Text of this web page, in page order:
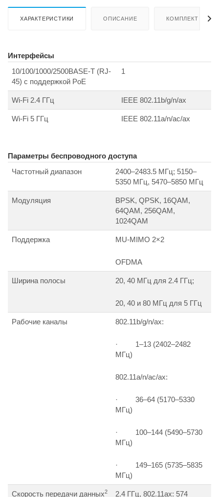
ХАРАКТЕРИСТИКИ ОПИСАНИЕ КОМПЛЕКТ
Интерфейсы
10/100/1000/2500BASE-T (RJ-
45) с поддержкой PoE
1
Wi-Fi 2.4 ГГц IEEE 802.11b/g/n/ax
Wi-Fi 5 ГГц IEEE 802.11a/n/ac/ax
Параметры беспроводного доступа
Частотный диапазон
2400–2483.5 МГц; 5150–
5350 МГц, 5470–5850 МГц
Модуляция
BPSK, QPSK, 16QAM,
64QAM, 256QAM,
1024QAM
Поддержка MU-MIMO 2×2
OFDMA
Ширина полосы 20, 40 МГц для 2.4 ГГц;
20, 40 и 80 МГц для 5 ГГц
Рабочие каналы 802.11b/g/n/ax:
· 1–13 (2402–2482
МГц)
802.11a/n/ac/ax:
· 36–64 (5170–5330
МГц)
· 100–144 (5490–5730
МГц)
· 149–165 (5735–5835
МГц)
Скорость передачи данных2 2.4 ГГц, 802.11ax: 574